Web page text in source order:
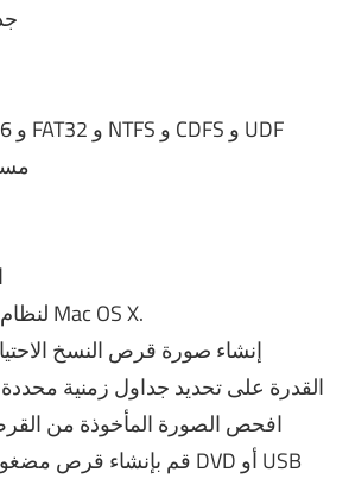
دعم أنظمة الملفات FAT16 و FAT32 و NTFS و CDFS و UDF
دعم BootCamp لنظام التشغيل Mac OS X.
إنشاء صورة قرص النسخ
القدرة على تحديد جداول زمنية
افحص الصورة المأخوذة من
قم بإنشاء قرص مضغوط قابل للتشغيل أو قرص DVD أو USB